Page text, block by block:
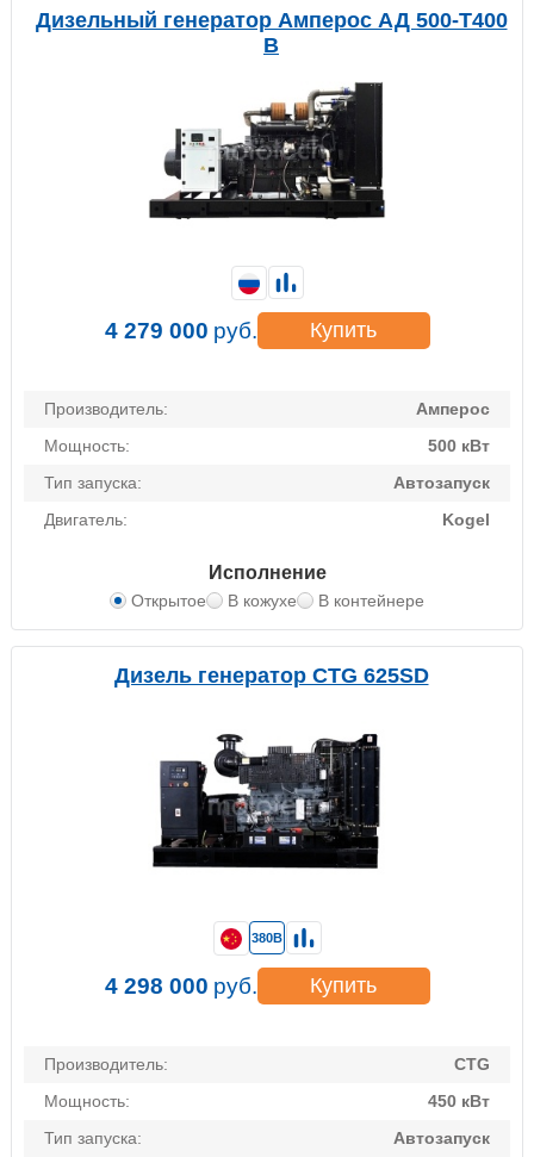
Дизельный генератор Амперос АД 500-Т400
B
Производитель:
Амперос
Мощность:
500 кВт
Тип запуска:
Автозапуск
Двигатель:
Kogel
Исполнение
Открытое В кожухе В контейнере
4 279 000 руб. Купить
Дизель генератор CTG 625SD
Производитель:
CTG
Мощность:
450 кВт
Тип запуска:
Автозапуск
380В
4 298 000 руб. Купить